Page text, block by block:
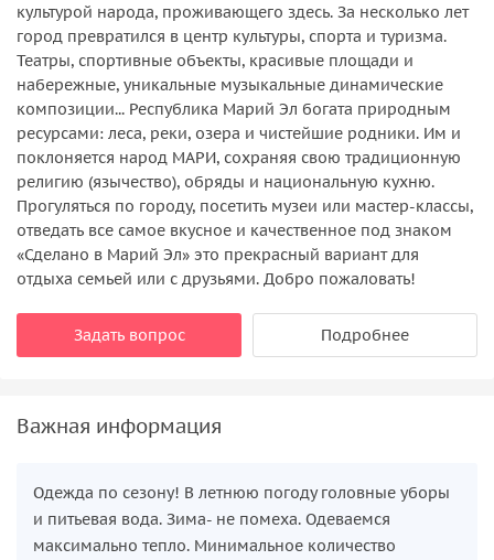
культурой народа, проживающего здесь. За несколько лет
город превратился в центр культуры, спорта и туризма.
Театры, спортивные объекты, красивые площади и
набережные, уникальные музыкальные динамические
композиции... Республика Марий Эл богата природным
ресурсами: леса, реки, озера и чистейшие родники. Им и
поклоняется народ МАРИ, сохраняя свою традиционную
религию (язычество), обряды и национальную кухню.
Прогуляться по городу, посетить музеи или мастер-классы,
отведать все самое вкусное и качественное под знаком
«Сделано в Марий Эл» это прекрасный вариант для
отдыха семьей или с друзьями. Добро пожаловать!
Задать вопрос Подробнее
Важная информация
Одежда по сезону! В летнюю погоду головные уборы
и питьевая вода. Зима- не помеха. Одеваемся
максимально тепло. Минимальное количество